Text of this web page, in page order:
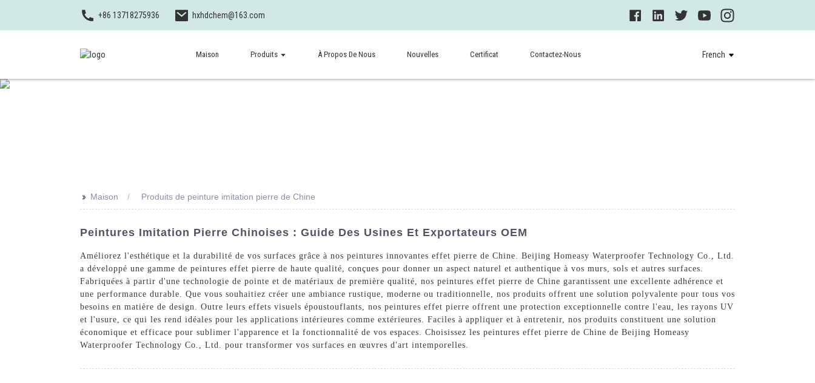
+86 13718275936 hxhdchem@163.com
Maison Produits À Propos De Nous Nouvelles Certificat Contactez-Nous French
>> Maison Produits de peinture imitation pierre de Chine
Peintures Imitation Pierre Chinoises : Guide Des Usines Et Exportateurs OEM
Améliorez l'esthétique et la durabilité de vos surfaces grâce à nos peintures innovantes effet pierre de Chine. Beijing Homeasy Waterproofer Technology Co., Ltd.
a développé une gamme de peintures effet pierre de haute qualité, conçues pour donner un aspect naturel et authentique à vos murs, sols et autres surfaces.
Fabriquées à partir d'une technologie de pointe et de matériaux de première qualité, nos peintures effet pierre de Chine garantissent une excellente adhérence et
une performance durable. Que vous souhaitiez créer une ambiance rustique, moderne ou traditionnelle, nos produits offrent une solution polyvalente pour tous vos
besoins en matière de design. Outre leurs effets visuels époustouflants, nos peintures effet pierre offrent une protection exceptionnelle contre l'eau, les rayons UV
et l'usure, ce qui les rend idéales pour les applications intérieures comme extérieures. Faciles à appliquer et à entretenir, nos produits constituent une solution
économique et efficace pour sublimer l'apparence et la fonctionnalité de vos espaces. Choisissez les peintures effet pierre de Chine de Beijing Homeasy
Waterproofer Technology Co., Ltd. pour transformer vos surfaces en œuvres d'art intemporelles.